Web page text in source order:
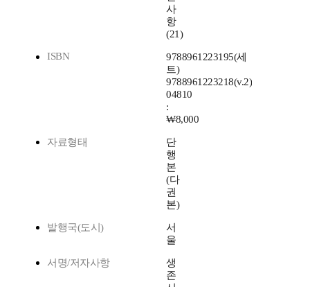
사
항
(21)
ISBN
9788961223195(세
트)
9788961223218(v.2)
04810
:
₩8,000
자료형태
단
행
본
(다
권
본)
발행국(도시)
서
울
서명/저자사항
생
존